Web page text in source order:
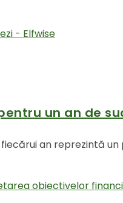
un an de
an reprezintă
obiectivelor